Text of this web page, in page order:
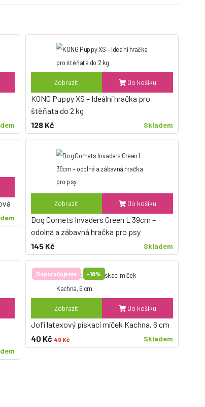
Zobrazit Do košíku
KONG Puppy XS – Ideální hračka pro
štěňata do 2 kg
128 Kč
Skladem
Zobrazit Do košíku
Dog Comets Invaders Green L 39cm –
odolná a zábavná hračka pro psy
145 Kč
Skladem
Doporučujeme -18%
Zobrazit Do košíku
Jofi latexový pískací míček Kachna, 6 cm
40 Kč 49 Kč Skladem